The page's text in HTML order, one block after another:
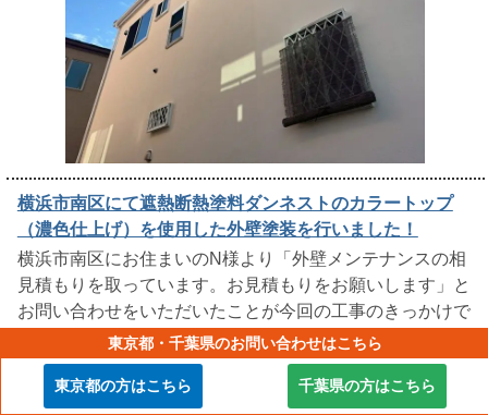
横浜市南区にて遮熱断熱塗料ダンネストのカラートップ
（濃色仕上げ）を使用した外壁塗装を行いました！
横浜市南区にお住まいのN様より「外壁メンテナンスの相
見積もりを取っています。お見積もりをお願いします」と
お問い合わせをいただいたことが今回の工事のきっかけで
した。 築年数は約20年。前回の塗装メンテナンスから10
年程経過し、外壁の汚れが気になる……続きはこちら
東京都・千葉県のお問い合わせはこちら
東京都の方はこちら 千葉県の方はこちら